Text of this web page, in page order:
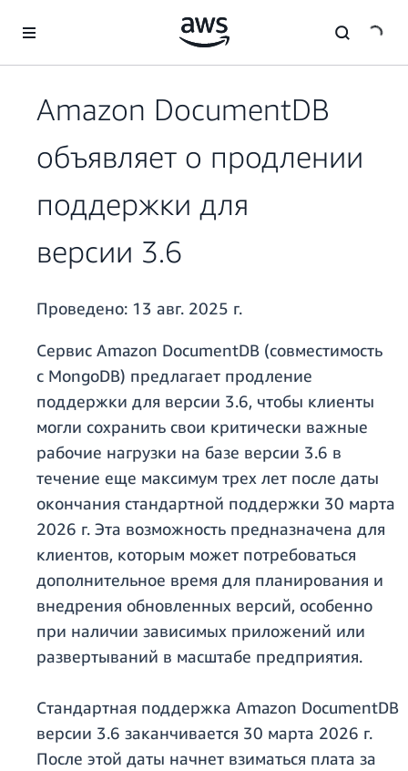
Перейти к главному контенту
Amazon DocumentDB
объявляет о продлении
поддержки для
версии 3.6
Проведено: 13 авг. 2025 г.
Сервис Amazon DocumentDB (совместимость
с MongoDB) предлагает продление
поддержки для версии 3.6, чтобы клиенты
могли сохранить свои критически важные
рабочие нагрузки на базе версии 3.6 в
течение еще максимум трех лет после даты
окончания стандартной поддержки 30 марта
2026 г. Эта возможность предназначена для
клиентов, которым может потребоваться
дополнительное время для планирования и
внедрения обновленных версий, особенно
при наличии зависимых приложений или
развертываний в масштабе предприятия.
Стандартная поддержка Amazon DocumentDB
версии 3.6 заканчивается 30 марта 2026 г.
После этой даты начнет взиматься плата за